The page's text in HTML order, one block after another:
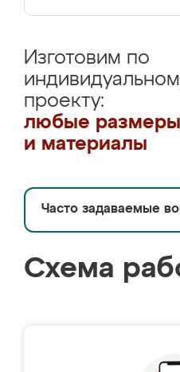
Изготовим по
проекту:
любые
и материалы
Часто задаваемые
Схема